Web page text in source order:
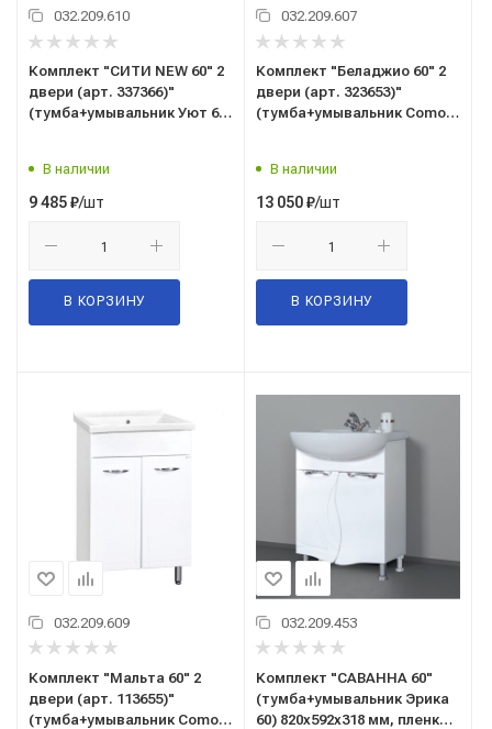
032.209.610
Комплект "СИТИ NEW 60" 2
двери (арт. 337366)"
(тумба+умывальник Уют 60)
В наличии
9 485₽/шт
В КОРЗИНУ
032.209.607
Комплект "Беладжио 60" 2
двери (арт. 323653)"
(тумба+умывальник Como
В наличии
13 050₽/шт
В КОРЗИНУ
032.209.609
Комплект "Мальта 60" 2
двери (арт. 113655)"
(тумба+умывальник Como
032.209.453
Комплект "САВАННА 60"
(тумба+умывальник Эрика
60) 820x592x318 мм, пленка